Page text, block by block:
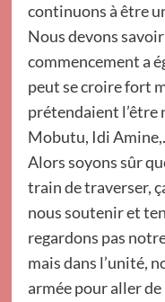
continuons à être
Nous devons
commencement a
peut se croire fort
prétendaient l’être
Mobutu, Idi
Alors soyons sûr
train de traverser,
nous soutenir et
regardons pas
mais dans l’unité,
armée pour aller de